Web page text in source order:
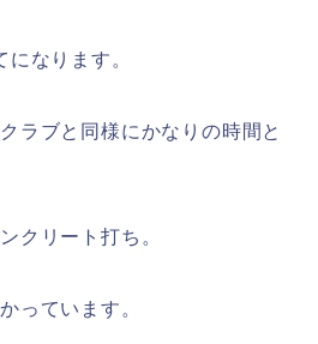
なります。
ラブと同様にかなりの時間と
クリート打ち。
っています。